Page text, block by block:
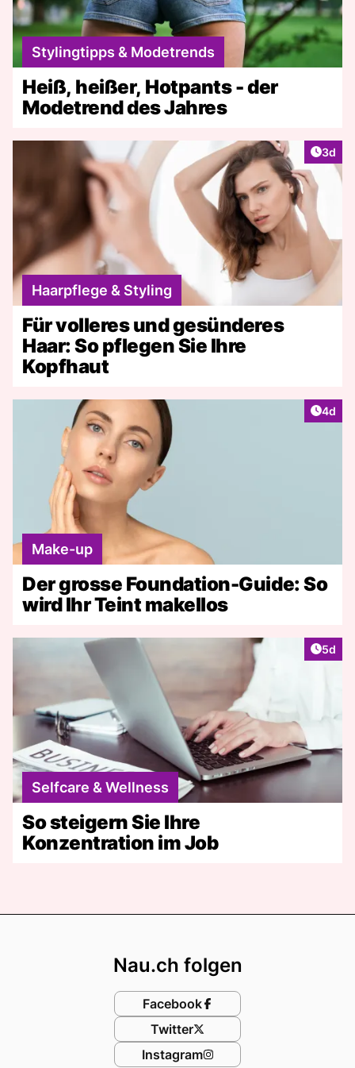
Stylingtipps & Modetrends
Heiß, heißer, Hotpants - der
Modetrend des Jahres
3d
Haarpflege & Styling
Für volleres und gesünderes
Haar: So pflegen Sie Ihre
Kopfhaut
4d
Make-up
Der grosse Foundation-Guide: So
wird Ihr Teint makellos
5d
Selfcare & Wellness
So steigern Sie Ihre
Konzentration im Job
Nau.ch folgen
Facebook
Twitter
Instagram